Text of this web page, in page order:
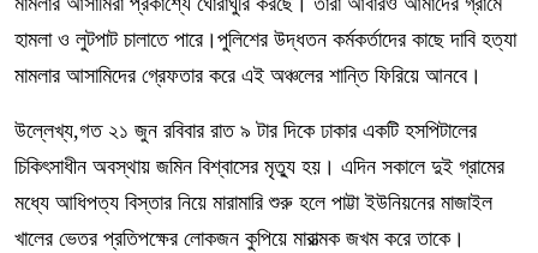
হামলা ও লুটপাট চালাতে পারে।পুলিশের উদ্ধতন কর্মকর্তাদের কাছে দাবি হত্যা
মামলার আসামিদের গ্রেফতার করে এই অঞ্চলের শান্তি ফিরিয়ে আনবে।
উল্লেখ্য,গত ২১ জুন রবিবার রাত ৯ টার দিকে ঢাকার একটি হসপিটালের
চিকিৎসাধীন অবস্থায় জমিন বিশ্বাসের মৃত্যু হয়। এদিন সকালে দুই গ্রামের
মধ্যে আধিপত্য বিস্তার নিয়ে মারামারি শুরু হলে পাট্টা ইউনিয়নের মাজাইল
খালের ভেতর প্রতিপক্ষের লোকজন কুপিয়ে মারাত্মক জখম করে তাকে।